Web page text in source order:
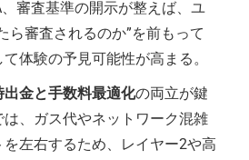
審査基準の開示が整えば、ユ
ら審査されるのか”を前もって
体験の予見可能性が高まる。
出金と手数料最適化の両立が鍵
、ガス代やネットワーク混雑
左右するため、レイヤー2や高